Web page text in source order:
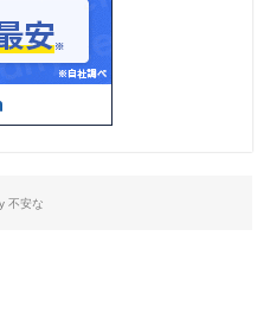
不安な